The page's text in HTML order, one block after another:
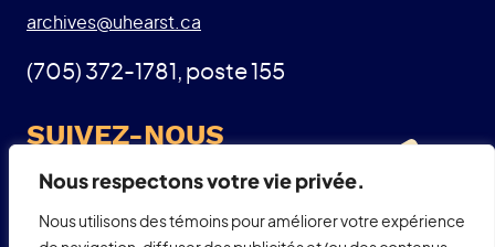
Nous respectons votre vie privée.
Nous utilisons des témoins pour améliorer votre expérience
archives@uhearst.ca
(705) 372-1781, poste 155
SUIVEZ-NOUS
Facebook